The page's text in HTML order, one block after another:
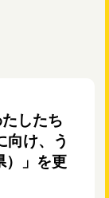
したち
向け、う
）」を更